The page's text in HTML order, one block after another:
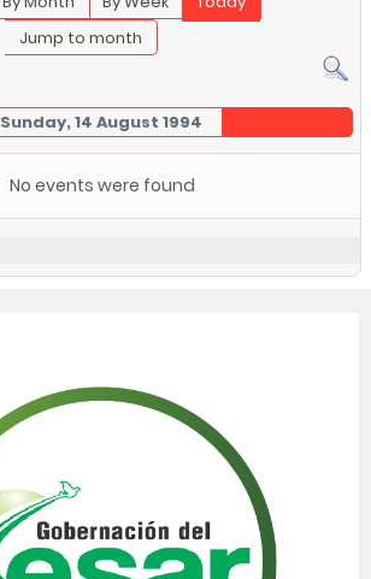
Jump to month
Sunday, 14 August 1994
No events were found